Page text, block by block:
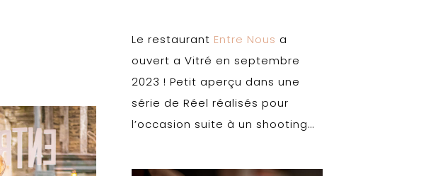
Le restaurant Entre Nous a
ouvert a Vitré en septembre
2023 ! Petit aperçu dans une
série de Réel réalisés pour
l’occasion suite à un shooting…